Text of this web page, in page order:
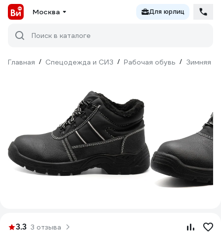
Москва Для юрлиц
Поиск в каталоге
Главная / Спецодежда и СИЗ / Рабочая обувь / Зимняя
3.3 3 отзыва